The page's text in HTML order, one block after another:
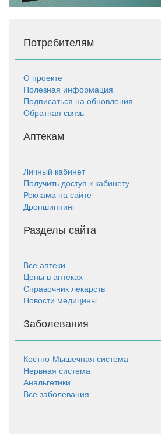
Потребителям
О проекте
Полезная информация
Подписаться на обновления
Обратная связь
Аптекам
Личный кабинет
Получить доступ к кабинету
Реклама на сайте
Дропшиппинг
Разделы сайта
Все аптеки
Цены в аптеках
Справочник лекарств
Новости медицины
Заболевания
Костно-Мышечная система
Нервная система
Анальгетики
Все заболевания